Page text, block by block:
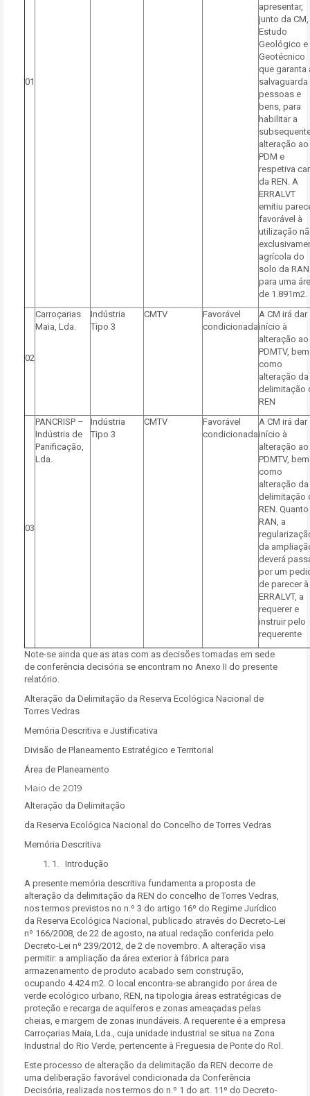
01
apresentar,
junto da CM,
Estudo
Geológico e
Geotécnico
que garanta
salvaguarda
pessoas e
bens, para
habilitar a
alteração ao
PDM e
respetiva
da REN. A
ERRALVT
emitiu
favorável à
utilização
agrícola do
solo da RAN
para uma
de 1.891m2.
02
Carroçarias
Maia, Lda.
Indústria
Tipo 3
CMTV
Favorável
condicionada
A CM irá dar
início à
alteração ao
PDMTV, bem
como
alteração da
delimitação
REN
03
PANCRISP –
Indústria de
Panificação,
Lda.
Indústria
Tipo 3
CMTV
Favorável
condicionada
A CM irá dar
início à
alteração ao
PDMTV, bem
como
alteração da
delimitação
REN.
RAN, a
da
deverá
por um
de parecer à
ERRALVT, a
requerer e
instruir pelo
requerente
Note-se ainda que as atas com as decisões tomadas em sede
de conferência decisória se encontram no Anexo II do presente
relatório.
Alteração da Delimitação da Reserva Ecológica Nacional de
Torres Vedras
Memória Descritiva e Justificativa
Divisão de Planeamento Estratégico e Territorial
Área de Planeamento
Maio de 2019
Alteração da Delimitação
da Reserva Ecológica Nacional do Concelho de Torres Vedras
Memória Descritiva
1. Introdução
A presente memória descritiva fundamenta a proposta de
alteração da delimitação da REN do concelho de Torres Vedras,
nos termos previstos no n.º 3 do artigo 16º do Regime Jurídico
da Reserva Ecológica Nacional, publicado através do Decreto-Lei
nº 166/2008, de 22 de agosto, na atual redação conferida pelo
Decreto-Lei nº 239/2012, de 2 de novembro. A alteração visa
permitir: a ampliação da área exterior à fábrica para
armazenamento de produto acabado sem construção,
ocupando 4.424 m2. O local encontra-se abrangido por área de
verde ecológico urbano, REN, na tipologia áreas estratégicas de
proteção e recarga de aquíferos e zonas ameaçadas pelas
cheias, e margem de zonas inundáveis. A requerente é a empresa
Carroçarias Maia, Lda., cuja unidade industrial se situa na Zona
Industrial do Rio Verde, pertencente à Freguesia de Ponte do Rol.
Este processo de alteração da delimitação da REN decorre de
uma deliberação favorável condicionada da Conferência
Decisória, realizada nos termos do n.º 1 do art. 11º do Decreto-